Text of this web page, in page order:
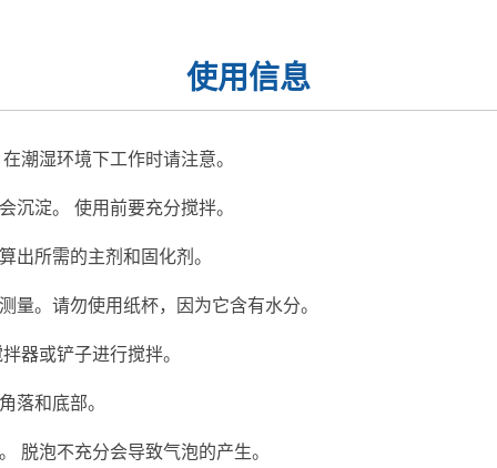
使用信息
潮湿环境下工作时请注意。
沉淀。 使用前要充分搅拌。
出所需的主剂和固化剂。
量。请勿使用纸杯，因为它含有水分。
器或铲子进行搅拌。
落和底部。
脱泡不充分会导致气泡的产生。